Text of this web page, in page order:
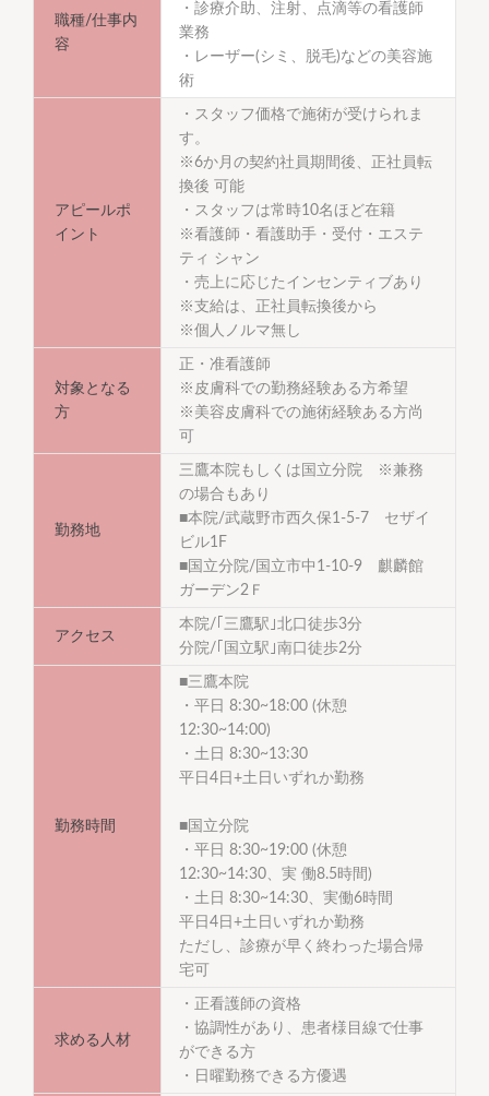
職種/仕事内
容
・診療介助、注射、点滴等の看護師
業務
・レーザー(シミ、脱毛)などの美容施
術
アピールポ
イント
・スタッフ価格で施術が受けられま
す。
※6か月の契約社員期間後、正社員転
換後 可能
・スタッフは常時10名ほど在籍
※看護師・看護助手・受付・エステ
ティ シャン
・売上に応じたインセンティブあり
※支給は、正社員転換後から
※個人ノルマ無し
対象となる
方
正・准看護師
※皮膚科での勤務経験ある方希望
※美容皮膚科での施術経験ある方尚
可
勤務地
三鷹本院もしくは国立分院 ※兼務
の場合もあり
■本院/武蔵野市西久保1-5-7 セザイ
ビル1F
■国立分院/国立市中1-10-9 麒麟館
ガーデン2Ｆ
アクセス
本院/｢三鷹駅｣北口徒歩3分
分院/｢国立駅｣南口徒歩2分
勤務時間
■三鷹本院
・平日 8:30~18:00 (休憩
12:30~14:00)
・土日 8:30~13:30
平日4日+土日いずれか勤務
■国立分院
・平日 8:30~19:00 (休憩
12:30~14:30、実 働8.5時間)
・土日 8:30~14:30、実働6時間
平日4日+土日いずれか勤務
ただし、診療が早く終わった場合帰
宅可
求める人材
・正看護師の資格
・協調性があり、患者様目線で仕事
ができる方
・日曜勤務できる方優遇